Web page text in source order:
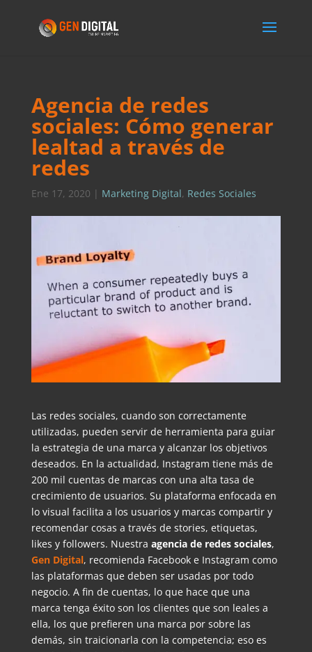
Agencia de redes
sociales: Cómo generar
lealtad a través de
redes
Ene 17, 2020 | Marketing Digital, Redes Sociales
Las redes sociales, cuando son correctamente
utilizadas, pueden servir de herramienta para guiar
la estrategia de una marca y alcanzar los objetivos
deseados. En la actualidad, Instagram tiene más de
200 mil cuentas de marcas con una alta tasa de
crecimiento de usuarios. Su plataforma enfocada en
lo visual facilita a los usuarios y marcas compartir y
recomendar cosas a través de stories, etiquetas,
likes y followers. Nuestra agencia de redes sociales,
Gen Digital, recomienda Facebook e Instagram como
las plataformas que deben ser usadas por todo
negocio. A fin de cuentas, lo que hace que una
marca tenga éxito son los clientes que son leales a
ella, los que prefieren una marca por sobre las
demás, sin traicionarla con la competencia; eso es